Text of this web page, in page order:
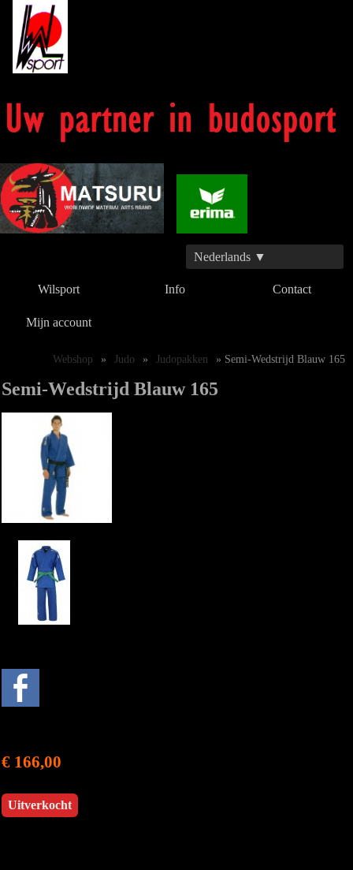
Nederlands ▼
Wilsport Info Contact
Mijn account
Webshop » Judo » Judopakken » Semi-Wedstrijd Blauw 165
Semi-Wedstrijd Blauw 165
€ 166,00
Uitverkocht